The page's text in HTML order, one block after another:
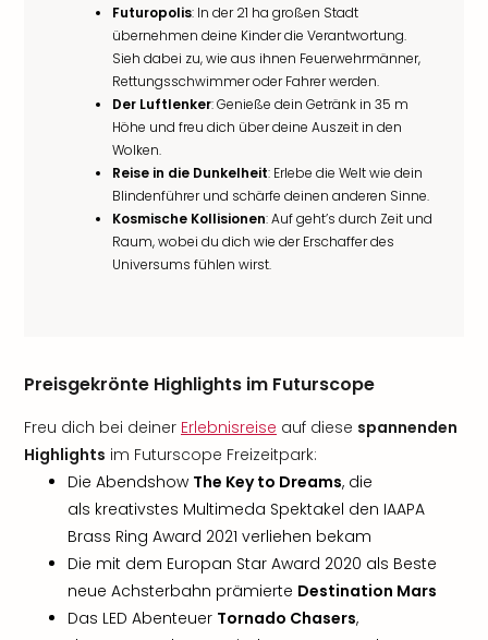
Futuropolis: In der 21 ha großen Stadt
übernehmen deine Kinder die Verantwortung.
Sieh dabei zu, wie aus ihnen Feuerwehrmänner,
Rettungsschwimmer oder Fahrer werden.
Der Luftlenker: Genieße dein Getränk in 35 m
Höhe und freu dich über deine Auszeit in den
Wolken.
Reise in die Dunkelheit: Erlebe die Welt wie dein
Blindenführer und schärfe deinen anderen Sinne.
Kosmische Kollisionen: Auf geht’s durch Zeit und
Raum, wobei du dich wie der Erschaffer des
Universums fühlen wirst.
Preisgekrönte Highlights im Futurscope
Freu dich bei deiner Erlebnisreise auf diese spannenden
Highlights im Futurscope Freizeitpark:
Die Abendshow The Key to Dreams, die
als kreativstes Multimeda Spektakel den IAAPA
Brass Ring Award 2021 verliehen bekam
Die mit dem Europan Star Award 2020 als Beste
neue Achsterbahn prämierte Destination Mars
Das LED Abenteuer Tornado Chasers,